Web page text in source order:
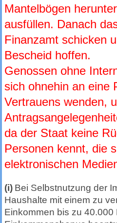
Mantelbögen
ausfüllen. Danach
Finanzamt schicken
Bescheid hoffen.
Genossen ohne
sich ohnehin an eine
Vertrauens wenden,
da der Staat keine
Personen kennt, die
elektronischen
(i) Bei Selbstnutzung der
Haushalte mit einem zu
Einkommen bis zu 40.000